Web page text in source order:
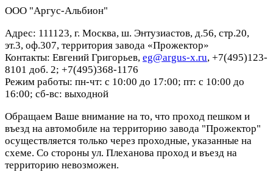
ООО "Аргус-Альбион"
Адрес: 111123, г. Москва, ш. Энтузиастов, д.56, стр.20,
эт.3, оф.307, территория завода «Прожектор»
Контакты: Евгений Григорьев, eg@argus-x.ru, +7(495)123-
8101 доб. 2; +7(495)368-1176
Режим работы: пн-чт: с 10:00 до 17:00; пт: с 10:00 до
16:00; сб-вс: выходной
Обращаем Ваше внимание на то, что проход пешком и
въезд на автомобиле на территорию завода "Прожектор"
осуществляется только через проходные, указанные на
схеме. Со стороны ул. Плеханова проход и въезд на
территорию невозможен.